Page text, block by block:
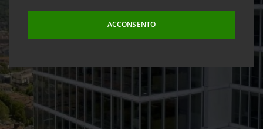
ACCONSENTO